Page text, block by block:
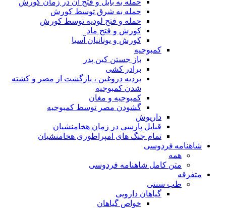
حمله به بابل و فتح آن در زمان کورش
حمله به شرق توسط کورش
حمله و فتح لودیه توسط کورش
کورش و فتح ماد
کورش و یونانیان آسیا
کمبوجیه
باز جستن کین پدر
برادر کشی
بردیه دروغین ، بازگشت از مصر و کشته
شدن کمبوجیه
کمبوجیه و مغان
گشودن مصر توسط کمبوجیه
داریوش
قبایل پارسی در زمان هخامنشیان
تمام جنگ های امپراطوری هخامنشیان
شاهنامه فردوسی
همه
متن کامل شاهنامه فردوسی
متفرقه
طب سنتی
گیاهان دارویی
خواص گیاهان